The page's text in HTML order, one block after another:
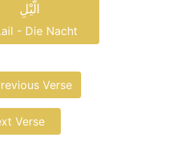
الَّیْلِ
- Die Nacht
Verse
Verse